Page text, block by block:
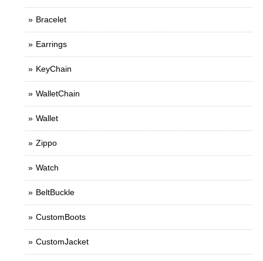
Bracelet
Earrings
KeyChain
WalletChain
Wallet
Zippo
Watch
BeltBuckle
CustomBoots
CustomJacket